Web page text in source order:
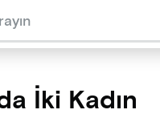
İki Kadın